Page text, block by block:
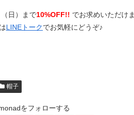
日）まで10%OFF!! でお求めいただけ
LINEトークでお気軽にどうぞ♪
帽子
をフォローする